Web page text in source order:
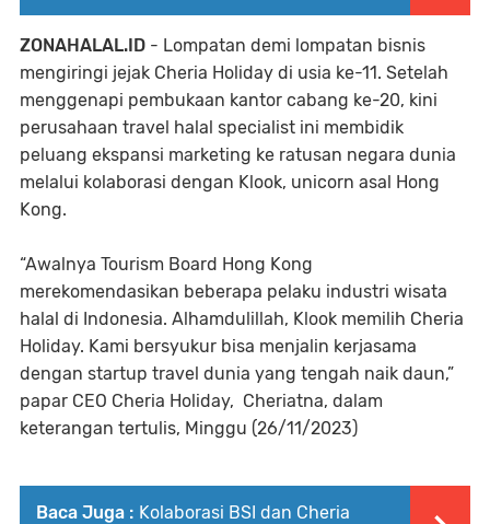
ZONAHALAL.ID - Lompatan demi lompatan bisnis
mengiringi jejak Cheria Holiday di usia ke-11. Setelah
menggenapi pembukaan kantor cabang ke-20, kini
perusahaan travel halal specialist ini membidik
peluang ekspansi marketing ke ratusan negara dunia
melalui kolaborasi dengan Klook, unicorn asal Hong
Kong.
“Awalnya Tourism Board Hong Kong
merekomendasikan beberapa pelaku industri wisata
halal di Indonesia. Alhamdulillah, Klook memilih Cheria
Holiday. Kami bersyukur bisa menjalin kerjasama
dengan startup travel dunia yang tengah naik daun,”
papar CEO Cheria Holiday, Cheriatna, dalam
keterangan tertulis, Minggu (26/11/2023)
Baca Juga : Kolaborasi BSI dan Cheria